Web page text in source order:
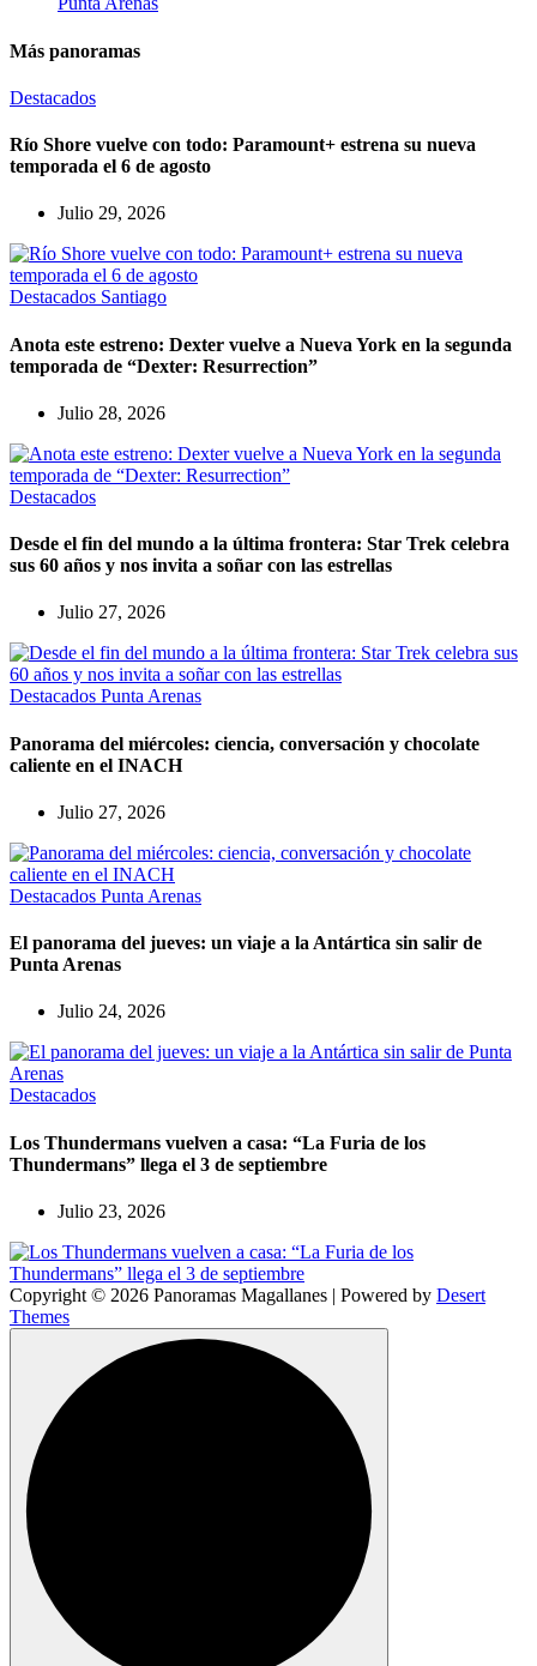
Más panoramas
Destacados
Río Shore vuelve con todo: Paramount+ estrena su nueva
temporada el 6 de agosto
Julio 29, 2026
Destacados Santiago
Anota este estreno: Dexter vuelve a Nueva York en la segunda
temporada de “Dexter: Resurrection”
Julio 28, 2026
Destacados
Desde el fin del mundo a la última frontera: Star Trek celebra
sus 60 años y nos invita a soñar con las estrellas
Julio 27, 2026
Destacados Punta Arenas
Panorama del miércoles: ciencia, conversación y chocolate
caliente en el INACH
Julio 27, 2026
Destacados Punta Arenas
El panorama del jueves: un viaje a la Antártica sin salir de
Punta Arenas
Julio 24, 2026
Destacados
Los Thundermans vuelven a casa: “La Furia de los
Thundermans” llega el 3 de septiembre
Julio 23, 2026
Copyright © 2026 Panoramas Magallanes | Powered by Desert
Themes